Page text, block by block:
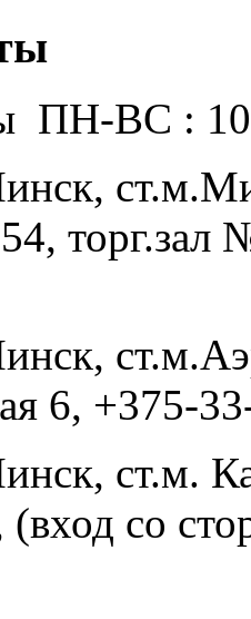
ПН-ВС :
6, +375-
ст.м.
(вход со